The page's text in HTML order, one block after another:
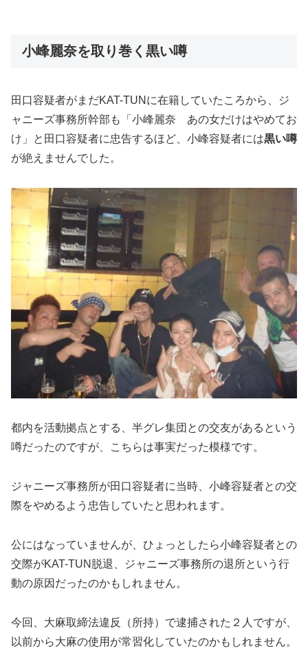
小峰麗奈を取り巻く黒い噂
田口容疑者がまだKAT-TUNに在籍していたころから、ジ
ャニーズ事務所幹部も「小峰麗奈 あの女だけはやめてお
け」と田口容疑者に忠告するほど、小峰容疑者には黒い噂
が絶えませんでした。
都内を活動拠点とする、半グレ集団との交友があるという
噂だったのですが、こちらは事実だった模様です。
ジャニーズ事務所が田口容疑者に当時、小峰容疑者との交
際をやめるよう忠告していたと思われます。
公にはなっていませんが、ひょっとしたら小峰容疑者との
交際がKAT-TUN脱退、ジャニーズ事務所の退所という行
動の原因だったのかもしれません。
今回、大麻取締法違反（所持）で逮捕された２人ですが、
以前から大麻の使用が常習化していたのかもしれません。